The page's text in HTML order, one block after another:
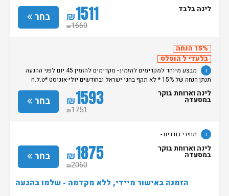
בחר ₪1511
₪1660
לינה בלבד
15% הנחה
בלעדי ל הוטלס
i
מבצע מיוחד למקדימים להזמין - מקדימים להזמין 45 יום לפני ההגעה
תנתן הנחה של 15% * לא תקף בחגי ישראל ובחודשים יולי-אוגוסט *ט.ל.ח
מחירי בודדים -
בחר ₪1593
₪1751
לינה וארוחת בוקר
במסעדה
i מחירי בודדים -
בחר ₪1875
₪2060
לינה וארוחת בוקר
במסעדה
הזמנה באישור מיידי, ללא מקדמה - שלמו בהגעה